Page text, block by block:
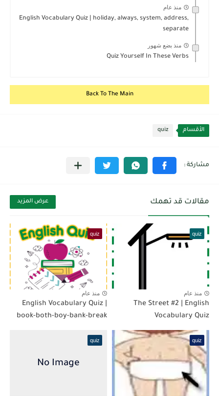
منذ عام
English Vocabulary Quiz | holiday, always, system, address,
separate
منذ بضع شهور
Quiz Yourself In These Verbs
Back To The Main
الأقسام quiz
مقالات قد تهمك عرض المزيد
quiz
منذ عام
The Street #2 | English
Vocabulary Quiz
quiz
منذ عام
English Vocabulary Quiz |
book-both-boy-bank-break
quiz
quiz